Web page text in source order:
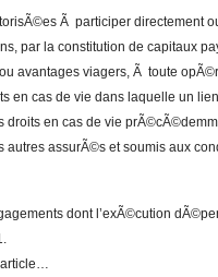
Ã participer directement
par la constitution de capitaux
avantages viagers, Ã toute
en cas de vie dans laquelle un
droits en cas de vie
autres assurÃ©s et soumis aux
dont l’exÃ©cution
article…